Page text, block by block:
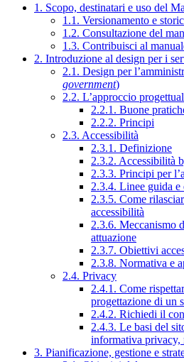
1. Scopo, destinatari e uso del
1.1. Versionamento e
1.2. Consultazione del
1.3. Contribuisci al
2. Introduzione al design per i
2.1. Design per
government)
2.2. L’approccio
2.2.1. Buone
2.2.2. Principi
2.3. Accessibilità
2.3.1. Definizione
2.3.2. Accessibilità
2.3.3. Principi per
2.3.4. Linee guida e
2.3.5. Come
accessibilità
2.3.6. Meccanismo
attuazione
2.3.7. Obiettivi
2.3.8. Normativa e
2.4. Privacy
2.4.1. Come
progettazione di un
2.4.2. Richiedi il
2.4.3. Le basi del
informativa
3. Pianificazione, gestione e